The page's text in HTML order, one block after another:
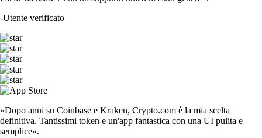
-Utente verificato
«Dopo anni su Coinbase e Kraken, Crypto.com è la mia scelta
definitiva. Tantissimi token e un'app fantastica con una UI pulita e
semplice».